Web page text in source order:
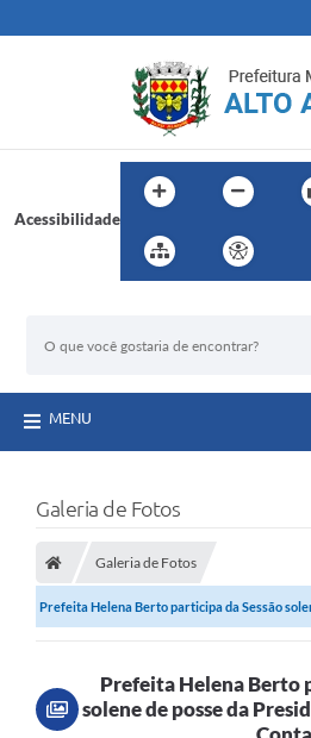
Acessibilidade
MENU
Galeria de Fotos
Galeria de Fotos
Prefeita Helena Berto participa da Sessão
Prefeita Helena Berto
solene de posse da